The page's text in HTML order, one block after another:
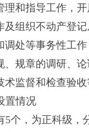
理和指导工作，
及组织不动产登
调处等事务性工
、规章的调研、
术监督和检查验
置情况
5个， 为正科级，